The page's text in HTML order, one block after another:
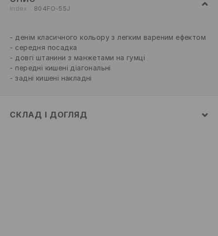
Index 804FO-55J
денім класичного кольору з легким вареним ефектом
середня посадка
довгі штанини з манжетами на гумці
передні кишені діагональні
задні кишені накладні
СКЛАД І ДОГЛЯД